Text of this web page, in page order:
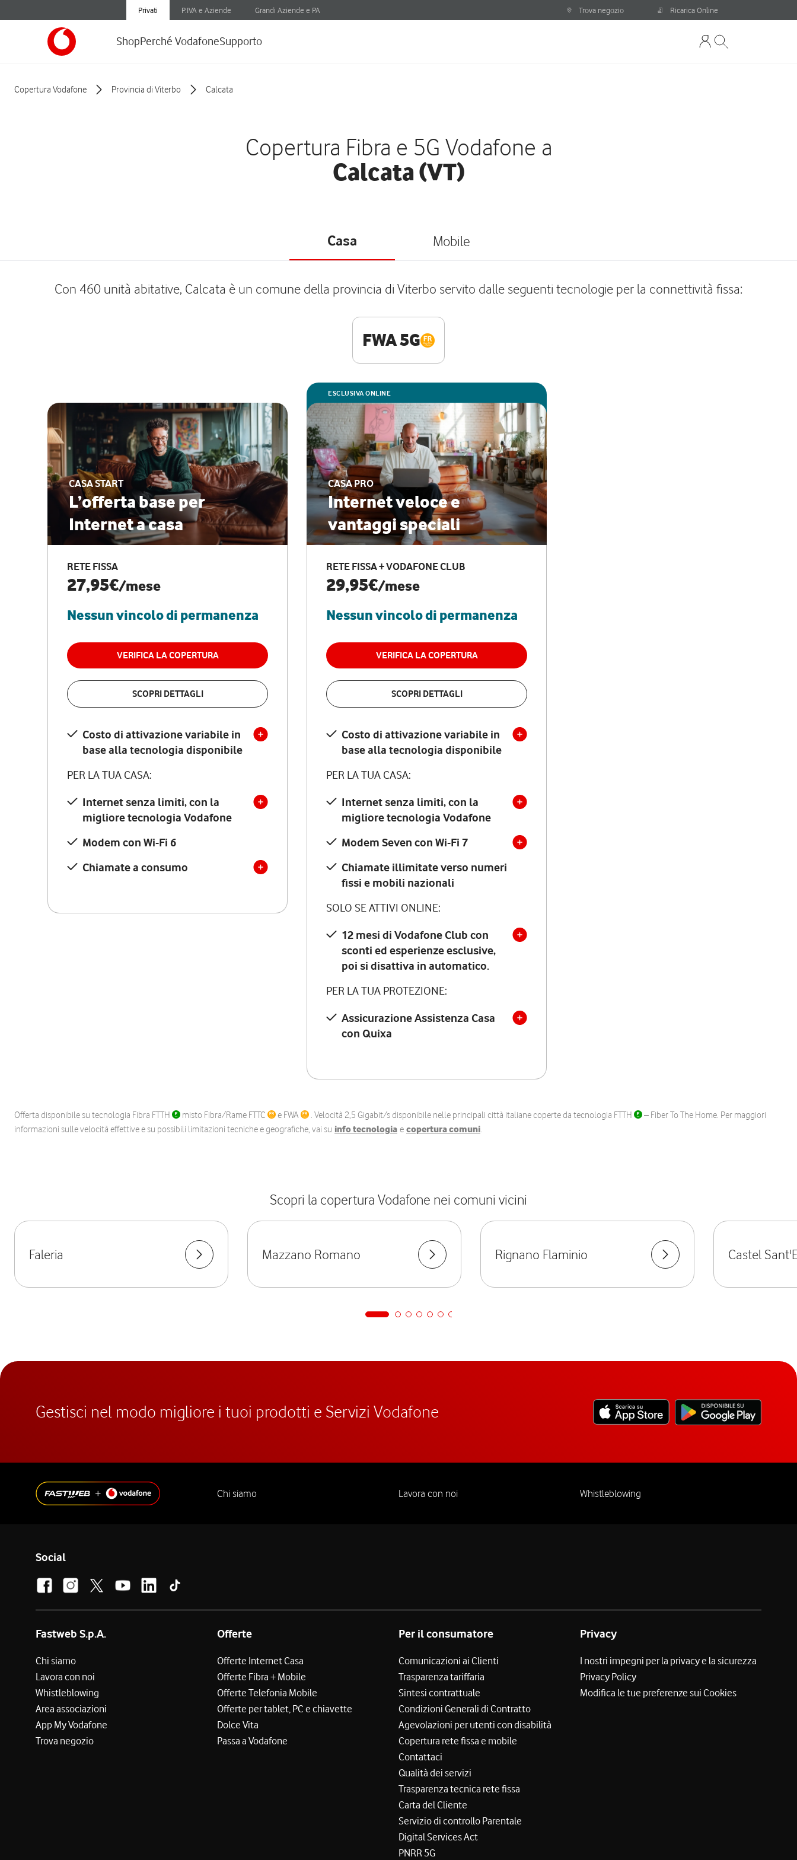
Privati P.IVA e Aziende Grandi Aziende e PA Trova negozio Ricarica Online
ShopPerché VodafoneSupporto
Copertura Vodafone Provincia di Viterbo Calcata
Copertura Fibra e 5G Vodafone a
Calcata (VT)
Casa Mobile
Con 460 unità abitative, Calcata è un comune della provincia di Viterbo servito dalle seguenti tecnologie per la connettività fissa:
FWA 5G
CASA START
L’offerta base per
Internet a casa
RETE FISSA
27,95€/mese
Nessun vincolo di permanenza
VERIFICA LA COPERTURA
SCOPRI DETTAGLI
Costo di attivazione variabile in
base alla tecnologia disponibile
PER LA TUA CASA:
Internet senza limiti, con la
migliore tecnologia Vodafone
Modem con Wi-Fi 6
Chiamate a consumo
ESCLUSIVA ONLINE
CASA PRO
Internet veloce e
vantaggi speciali
RETE FISSA + VODAFONE CLUB
29,95€/mese
Nessun vincolo di permanenza
VERIFICA LA COPERTURA
SCOPRI DETTAGLI
Costo di attivazione variabile in
base alla tecnologia disponibile
PER LA TUA CASA:
Internet senza limiti, con la
migliore tecnologia Vodafone
Modem Seven con Wi-Fi 7
Chiamate illimitate verso numeri
fissi e mobili nazionali
SOLO SE ATTIVI ONLINE:
12 mesi di Vodafone Club con
sconti ed esperienze esclusive,
poi si disattiva in automatico.
PER LA TUA PROTEZIONE:
Assicurazione Assistenza Casa
con Quixa
Offerta disponibile su tecnologia Fibra FTTH misto Fibra/Rame FTTC e FWA . Velocità 2,5 Gigabit/s disponibile nelle principali città italiane coperte da tecnologia FTTH
– Fiber To The Home. Per maggiori
informazioni sulle velocità effettive e su possibili limitazioni tecniche e geografiche, vai su info tecnologia e copertura comuni.
Scopri la copertura Vodafone nei comuni vicini
Faleria Mazzano Romano Rignano Flaminio Castel
Gestisci nel modo migliore i tuoi prodotti e Servizi Vodafone
Chi siamo Lavora con noi Whistleblowing
Social
Fastweb S.p.A.
Chi siamo
Lavora con noi
Whistleblowing
Area associazioni
App My Vodafone
Trova negozio
Offerte
Offerte Internet Casa
Offerte Fibra + Mobile
Offerte Telefonia Mobile
Offerte per tablet, PC e chiavette
Dolce Vita
Passa a Vodafone
Per il consumatore
Comunicazioni ai Clienti
Trasparenza tariffaria
Sintesi contrattuale
Condizioni Generali di Contratto
Agevolazioni per utenti con disabilità
Copertura rete fissa e mobile
Contattaci
Qualità dei servizi
Trasparenza tecnica rete fissa
Carta del Cliente
Servizio di controllo Parentale
Digital Services Act
PNRR 5G
Privacy
I nostri impegni per la privacy e la sicurezza
Privacy Policy
Modifica le tue preferenze sui Cookies